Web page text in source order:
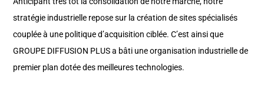
stratégie industrielle repose sur la création de sites spécialisés
couplée à une politique d’acquisition ciblée. C’est ainsi que
GROUPE DIFFUSION PLUS a bâti une organisation industrielle de
premier plan dotée des meilleures technologies.